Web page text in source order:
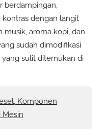
berdampingan,
dengan langit
musik, aroma kopi, dan
sudah dimodifikasi
sulit ditemukan di
Komponen
Mesin